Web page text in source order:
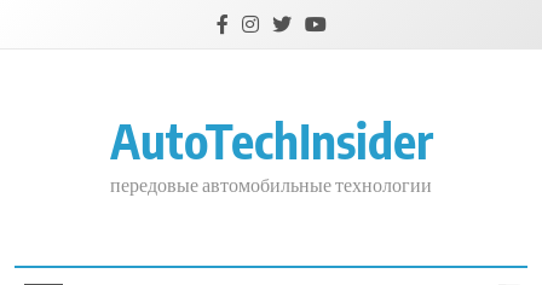
AutoTechInsider
передовые автомобильные технологии